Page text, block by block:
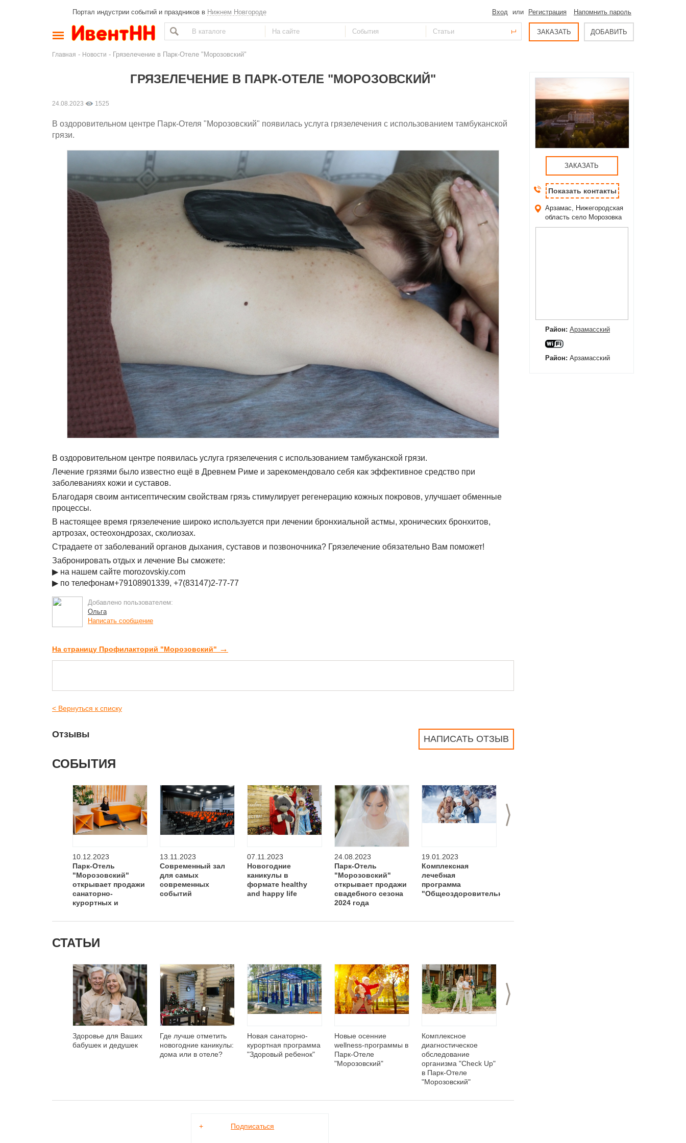
Портал индустрии событий и праздников в Нижнем Новгороде Вход или Регистрация Напомнить пароль
ЗАКАЗАТЬ ДОБАВИТЬ
Главная - Новости - Грязелечение в Парк-Отеле "Морозовский"
ГРЯЗЕЛЕЧЕНИЕ В ПАРК-ОТЕЛЕ "МОРОЗОВСКИЙ"
24.08.2023 1525
В оздоровительном центре Парк-Отеля "Морозовский" появилась услуга грязелечения с использованием тамбуканской
грязи.
В оздоровительном центре появилась услуга грязелечения с использованием тамбуканской грязи.
Лечение грязями было известно ещё в Древнем Риме и зарекомендовало себя как эффективное средство при
заболеваниях кожи и суставов.
Благодаря своим антисептическим свойствам грязь стимулирует регенерацию кожных покровов, улучшает обменные
процессы.
В настоящее время грязелечение широко используется при лечении бронхиальной астмы, хронических бронхитов,
артрозах, остеохондрозах, сколиозах.
Страдаете от заболеваний органов дыхания, суставов и позвоночника? Грязелечение обязательно Вам поможет!
Забронировать отдых и лечение Вы сможете:
▶ на нашем сайте morozovskiy.com
▶ по телефонам+79108901339, +7(83147)2-77-77
Добавлено пользователем:
Ольга
Написать сообщение
На страницу Профилакторий "Морозовский" →
< Вернуться к списку
НАПИСАТЬ ОТЗЫВ
Отзывы
СОБЫТИЯ
>
10.12.2023
Парк-Отель
"Морозовский"
открывает продажи
санаторно-
курортных и
путевок на 2024 год.
13.11.2023
Современный зал
для самых
современных
событий
07.11.2023
Новогодние
каникулы в
формате healthy
and happy life
24.08.2023
Парк-Отель
"Морозовский"
открывает продажи
свадебного сезона
2024 года
19.01.2023
Комплексная
лечебная
программа
"Общеоздоровительная"
СТАТЬИ
>
Здоровье для Ваших
бабушек и дедушек
Где лучше отметить
новогодние каникулы:
дома или в отеле?
Новая санаторно-
курортная программа
"Здоровый ребенок"
Новые осенние
wellness-программы в
Парк-Отеле
"Морозовский"
Комплексное
диагностическое
обследование
организма "Check Up"
в Парк-Отеле
"Морозовский"
+ Подписаться
ЗАКАЗАТЬ
Показать контакты
Арзамас, Нижегородская
область село Морозовка
Район: Арзамасский
Район: Арзамасский